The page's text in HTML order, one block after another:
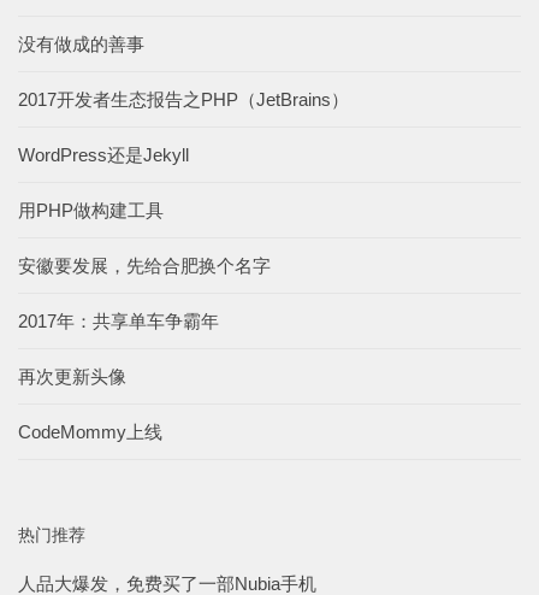
没有做成的善事
2017开发者生态报告之PHP（JetBrains）
WordPress还是Jekyll
用PHP做构建工具
安徽要发展，先给合肥换个名字
2017年：共享单车争霸年
再次更新头像
CodeMommy上线
热门推荐
人品大爆发，免费买了一部Nubia手机